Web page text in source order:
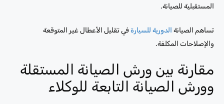
المستقبلية للصيانة.
تساهم الصيانة الدورية للسيارةفي تقليل الأعطال غير المتوقعة
والإصلاحات المكلفة.
مقارنة بين ورش الصيانة المستقلة
وورش الصيانة التابعة للوكلاء